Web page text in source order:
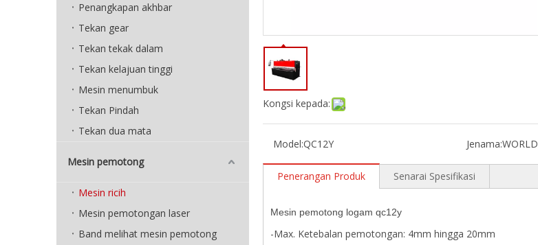
Penangkapan akhbar
Tekan gear
Tekan tekak dalam
Tekan kelajuan tinggi
Mesin menumbuk
Tekan Pindah
Tekan dua mata
Mesin pemotong
Mesin ricih
Mesin pemotongan laser
Band melihat mesin pemotong
Kongsi kepada:
Model:QC12Y Jenama:WORLD
Penerangan Produk Senarai Spesifikasi
Mesin pemotong logam qc12y
-Max. Ketebalan pemotongan: 4mm hingga 20mm